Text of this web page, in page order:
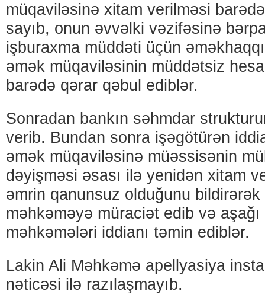
müqaviləsinə xitam verilməsi
sayıb, onun əvvəlki vəzifəsinə
işburaxma müddəti üçün
əmək müqaviləsinin müddətsiz
barədə qərar qəbul ediblər.
Sonradan bankın səhmdar
verib. Bundan sonra işəgötürən
əmək müqaviləsinə müəssisənin
dəyişməsi əsası ilə yenidən xitam
əmrin qanunsuz olduğunu
məhkəməyə müraciət edib və
məhkəmələri iddianı təmin ediblər.
Lakin Ali Məhkəmə apellyasiya
nəticəsi ilə razılaşmayıb.